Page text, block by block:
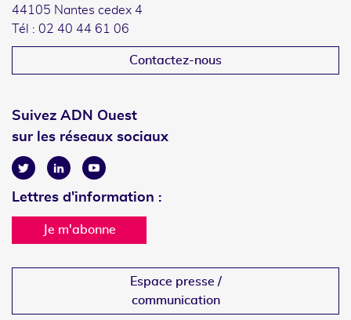
44105 Nantes cedex 4
Tél : 02 40 44 61 06
Contactez-nous
Suivez ADN Ouest
sur les réseaux sociaux
TwitterLinkedinYoutube
Lettres d'information :
Je m'abonne
Espace presse /
communication